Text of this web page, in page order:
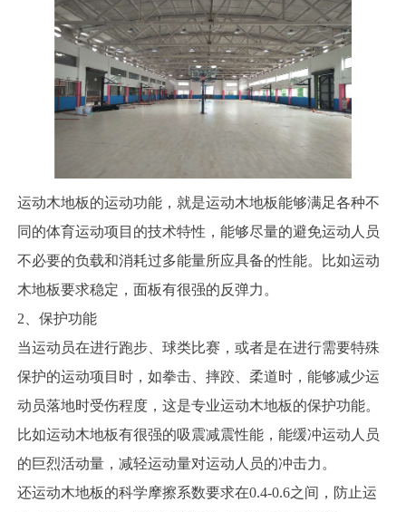
运动木地板的运动功能，就是运动木地板能够满足各种不
同的体育运动项目的技术特性，能够尽量的避免运动人员
不必要的负载和消耗过多能量所应具备的性能。比如运动
木地板要求稳定，面板有很强的反弹力。
2、保护功能
当运动员在进行跑步、球类比赛，或者是在进行需要特殊
保护的运动项目时，如拳击、摔跤、柔道时，能够减少运
动员落地时受伤程度，这是专业运动木地板的保护功能。
比如运动木地板有很强的吸震减震性能，能缓冲运动人员
的巨烈活动量，减轻运动量对运动人员的冲击力。
还运动木地板的科学摩擦系数要求在0.4-0.6之间，防止运